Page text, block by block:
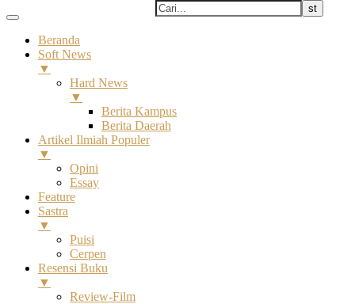
Beranda
Soft News
▼
Hard News
▼
Berita Kampus
Berita Daerah
Artikel Ilmiah Populer
▼
Opini
Essay
Feature
Sastra
▼
Puisi
Cerpen
Resensi Buku
▼
Review-Film